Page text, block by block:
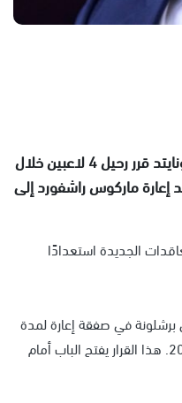
أفادت تقارير صحفية أن مانشستر يونايتد قرر رحيل 4 لاعبين خلال
إعارة ماركوس راشفورد إلى
الجديدة استعدادًا
برشلونة في صفقة إعارة لمدة
موسم، مع أحقية الشراء في صيف 2026. هذا القرار يفتح الباب أمام